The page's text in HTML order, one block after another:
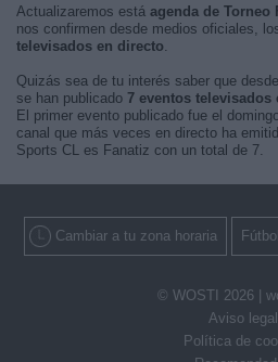
Actualizaremos está agenda de Torneo
nos confirmen desde medios oficiales,
televisados en directo.
Quizás sea de tu interés saber que
se han publicado 7 eventos televisados
El primer evento publicado fue el
canal que más veces en directo ha
Sports CL es Fanatiz con un total de 7.
Cambiar a tu zona horaria
© WOSTI 2026 |
Aviso legal
Política de